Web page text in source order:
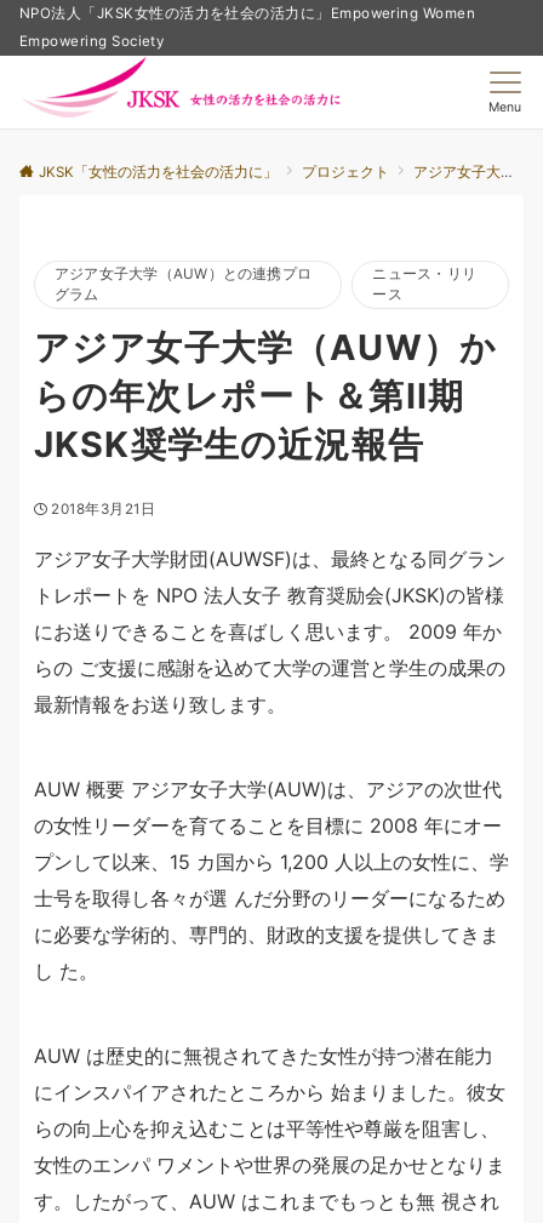
NPO法人「JKSK女性の活力を社会の活力に」Empowering Women
Empowering Society
Menu
JKSK「女性の活力を社会の活力に」 プロジェクト アジア女子大学（AUW）との連携プログラム
アジア女子大学（AUW）との連携プロ
グラム
ニュース・リリ
ース
アジア女子大学（AUW）か
らの年次レポート＆第II期
JKSK奨学生の近況報告
2018年3月21日
アジア女子大学財団(AUWSF)は、最終となる同グラン
トレポートを NPO 法人女子 教育奨励会(JKSK)の皆様
にお送りできることを喜ばしく思います。 2009 年か
らの ご支援に感謝を込めて大学の運営と学生の成果の
最新情報をお送り致します。
AUW 概要 アジア女子大学(AUW)は、アジアの次世代
の女性リーダーを育てることを目標に 2008 年にオー
プンして以来、15 カ国から 1,200 人以上の女性に、学
士号を取得し各々が選 んだ分野のリーダーになるため
に必要な学術的、専門的、財政的支援を提供してきま
し た。
AUW は歴史的に無視されてきた女性が持つ潜在能力
にインスパイアされたところから 始まりました。彼女
らの向上心を抑え込むことは平等性や尊厳を阻害し、
女性のエンパ ワメントや世界の発展の足かせとなりま
す。したがって、AUW はこれまでもっとも無 視され